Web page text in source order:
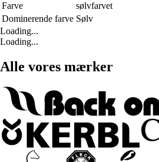
Farve
sølvfarvet
Dominerende farve Sølv
Loading...
Loading...
Alle vores mærker